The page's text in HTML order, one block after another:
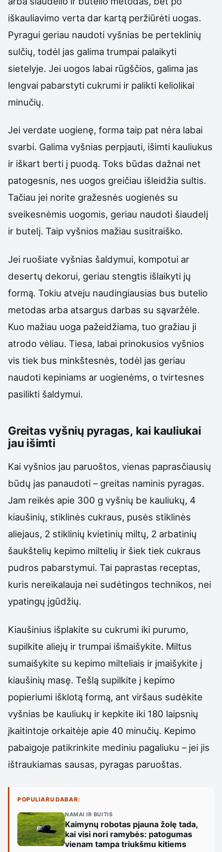
iškauliavimo verta dar kartą peržiūrėti uogas.
Pyragui geriau naudoti vyšnias be perteklinių
sulčių, todėl jas galima trumpai palaikyti
sietelyje. Jei uogos labai rūgščios, galima jas
lengvai pabarstyti cukrumi ir palikti keliolikai
minučių.
Jei verdate uogienę, forma taip pat nėra labai
svarbi. Galima vyšnias perpjauti, išimti kauliukus
ir iškart berti į puodą. Toks būdas dažnai net
patogesnis, nes uogos greičiau išleidžia sultis.
Tačiau jei norite gražesnės uogienės su
sveikesnėmis uogomis, geriau naudoti šiaudelį
ir butelį. Taip vyšnios mažiau susitraiško.
Jei ruošiate vyšnias šaldymui, kompotui ar
desertų dekorui, geriau stengtis išlaikyti jų
formą. Tokiu atveju naudingiausias bus butelio
metodas arba atsargus darbas su sąvaržėle.
Kuo mažiau uoga pažeidžiama, tuo gražiau ji
atrodo vėliau. Tiesa, labai prinokusios vyšnios
vis tiek bus minkštesnės, todėl jas geriau
naudoti kepiniams ar uogienėms, o tvirtesnes
pasilikti šaldymui.
Greitas vyšnių pyragas, kai kauliukai
jau išimti
Kai vyšnios jau paruoštos, vienas paprasčiausių
būdų jas panaudoti – greitas naminis pyragas.
Jam reikės apie 300 g vyšnių be kauliukų, 4
kiaušinių, stiklinės cukraus, pusės stiklinės
aliejaus, 2 stiklinių kvietinių miltų, 2 arbatinių
šaukštelių kepimo miltelių ir šiek tiek cukraus
pudros pabarstymui. Tai paprastas receptas,
kuris nereikalauja nei sudėtingos technikos, nei
ypatingų įgūdžių.
Kiaušinius išplakite su cukrumi iki purumo,
supilkite aliejų ir trumpai išmaišykite. Miltus
sumaišykite su kepimo milteliais ir įmaišykite į
kiaušinių masę. Tešlą supilkite į kepimo
popieriumi išklotą formą, ant viršaus sudėkite
vyšnias be kauliukų ir kepkite iki 180 laipsnių
įkaitintoje orkaitėje apie 40 minučių. Kepimo
pabaigoje patikrinkite mediniu pagaliuku – jei jis
ištraukiamas sausas, pyragas paruoštas.
POPULIARU DABAR:
NAMAI IR BUITIS
Kaimynų robotas pjauna žolę tada,
kai visi nori ramybės: patogumas
vienam tampa triukšmu kitiems